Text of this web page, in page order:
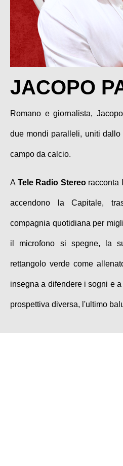
JACOPO
Romano e giornalista,
due mondi paralleli, uniti dallo
campo da calcio.
A Tele Radio Stereoracconta
accendono la Capitale,
compagnia quotidiana per
il microfono si spegne, la
rettangolo verde come
insegna a difendere i sogni e
prospettiva diversa, l'ultimo